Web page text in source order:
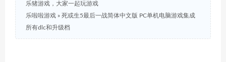
乐猪游戏，大家一起玩游戏
乐啦啦游戏 » 死或生5最后一战简体中文版 PC单机电脑游戏集成
所有dlc和升级档